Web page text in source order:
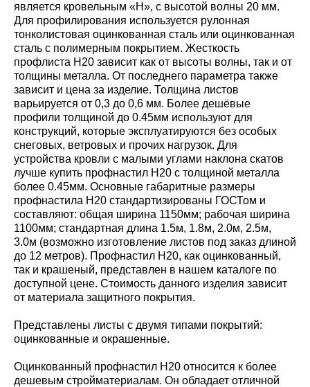
является кровельным «Н», с высотой волны 20 мм.
Для профилирования используется рулонная
тонколистовая оцинкованная сталь или оцинкованная
сталь с полимерным покрытием. Жесткость
профлиста Н20 зависит как от высоты волны, так и от
толщины металла. От последнего параметра также
зависит и цена за изделие. Толщина листов
варьируется от 0,3 до 0,6 мм. Более дешёвые
профили толщиной до 0.45мм используют для
конструкций, которые эксплуатируются без особых
снеговых, ветровых и прочих нагрузок. Для
устройства кровли с малыми углами наклона скатов
лучше купить профнастил Н20 с толщиной металла
более 0.45мм. Основные габаритные размеры
профнастила Н20 стандартизированы ГОСТом и
составляют: общая ширина 1150мм; рабочая ширина
1100мм; стандартная длина 1.5м, 1.8м, 2.0м, 2.5м,
3.0м (возможно изготовление листов под заказ длиной
до 12 метров). Профнастил Н20, как оцинкованный,
так и крашеный, представлен в нашем каталоге по
доступной цене. Стоимость данного изделия зависит
от материала защитного покрытия.
Представлены листы с двумя типами покрытий:
оцинкованные и окрашенные.
Оцинкованный профнастил Н20 относится к более
дешевым стройматериалам. Он обладает отличной